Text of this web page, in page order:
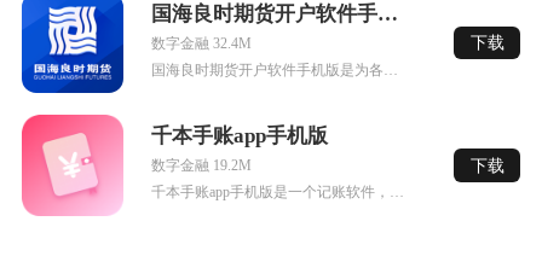
国海良时期货开户软件手机版
数字金融 32.4M
下载
千本手账app手机版
数字金融 19.2M
千本手账app手机版是一个记账软件，可以详细的记录你的每一笔消费，场景多样，还可以通过各种图表、数据显示你的消费情况，非常方便，需要的小伙伴赶紧来下载试试吧。
下载